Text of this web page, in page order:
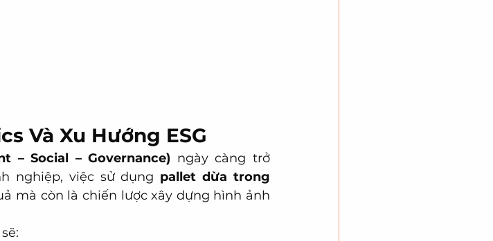
Và Xu Hướng ESG
– Social – Governance) ngày càng trở
nghiệp, việc sử dụng pallet dừa trong
mà còn là chiến lược xây dựng hình ảnh